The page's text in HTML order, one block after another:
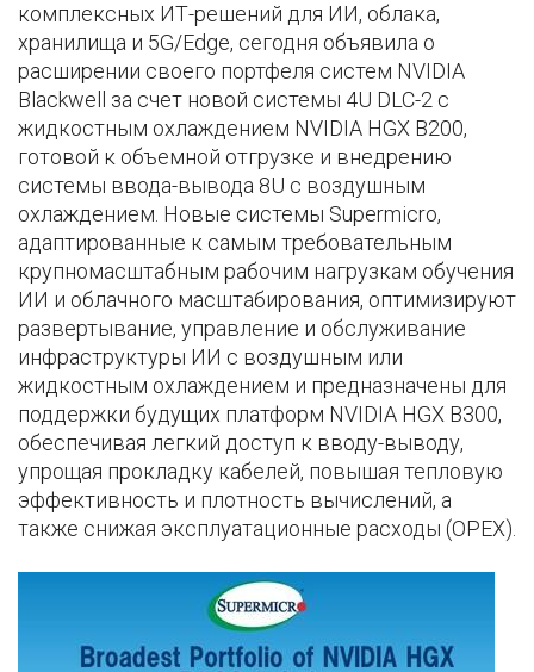
комплексных ИТ-решений для ИИ, облака,
хранилища и 5G/Edge, сегодня объявила о
расширении своего портфеля систем NVIDIA
Blackwell за счет новой системы 4U DLC-2 с
жидкостным охлаждением NVIDIA HGX B200,
готовой к объемной отгрузке и внедрению
системы ввода-вывода 8U с воздушным
охлаждением. Новые системы Supermicro,
адаптированные к самым требовательным
крупномасштабным рабочим нагрузкам обучения
ИИ и облачного масштабирования, оптимизируют
развертывание, управление и обслуживание
инфраструктуры ИИ с воздушным или
жидкостным охлаждением и предназначены для
поддержки будущих платформ NVIDIA HGX B300,
обеспечивая легкий доступ к вводу-выводу,
упрощая прокладку кабелей, повышая тепловую
эффективность и плотность вычислений, а
также снижая эксплуатационные расходы (OPEX).